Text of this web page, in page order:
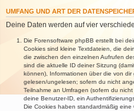
UMFANG UND ART DER
Deine Daten werden auf vier
Die Forensoftware phpBB erstellt bei
Cookies sind kleine Textdateien, die
die zwischen den einzelnen Aufrufen
sind die aktuelle ID deiner Sitzung
können), Informationen über die von
gelesen/ungelesen; sofern du nicht
Teilnahme an Umfragen (sofern du
deine Benutzer-ID, ein
Die Cookies haben standardmäßig